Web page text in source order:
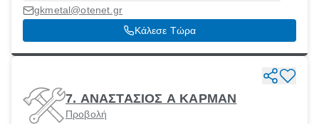
gkmetal@otenet.gr
Κάλεσε Τώρα
7. ΑΝΑΣΤΑΣΙΟΣ Α ΚΑΡΜΑΝ
Προβολή